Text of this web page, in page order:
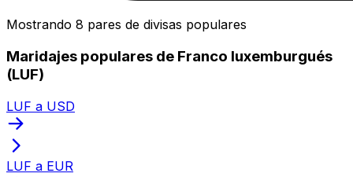
Mostrando 8 pares de divisas populares
Maridajes populares de Franco luxemburgués
(LUF)
LUF a USD
LUF a EUR